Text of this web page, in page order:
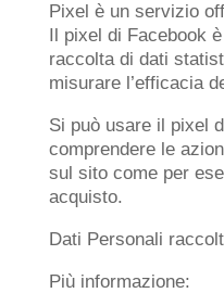
Pixel è un servizio
Il pixel di Facebook
raccolta di dati
misurare l’efficacia
Si può usare il pixel
comprendere le
sul sito come per
acquisto.
Dati Personali
Più informazione: